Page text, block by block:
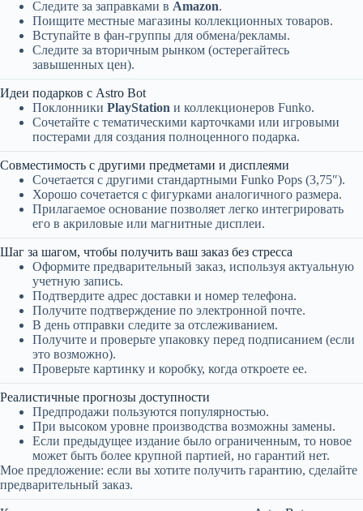
Следите за заправками в Amazon.
Поищите местные магазины коллекционных товаров.
Вступайте в фан-группы для обмена/рекламы.
Следите за вторичным рынком (остерегайтесь
завышенных цен).
Идеи подарков с Astro Bot
Поклонники PlayStation и коллекционеров Funko.
Сочетайте с тематическими карточками или игровыми
постерами для создания полноценного подарка.
Совместимость с другими предметами и дисплеями
Сочетается с другими стандартными Funko Pops (3,75″).
Хорошо сочетается с фигурками аналогичного размера.
Прилагаемое основание позволяет легко интегрировать
его в акриловые или магнитные дисплеи.
Шаг за шагом, чтобы получить ваш заказ без стресса
Оформите предварительный заказ, используя актуальную
учетную запись.
Подтвердите адрес доставки и номер телефона.
Получите подтверждение по электронной почте.
В день отправки следите за отслеживанием.
Получите и проверьте упаковку перед подписанием (если
это возможно).
Проверьте картинку и коробку, когда откроете ее.
Реалистичные прогнозы доступности
Предпродажи пользуются популярностью.
При высоком уровне производства возможны замены.
Если предыдущее издание было ограниченным, то новое
может быть более крупной партией, но гарантий нет.
Мое предложение: если вы хотите получить гарантию, сделайте
предварительный заказ.